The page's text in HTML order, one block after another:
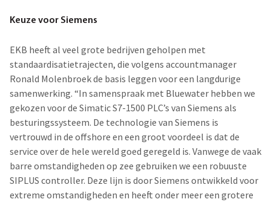
Keuze voor Siemens
EKB heeft al veel grote bedrijven geholpen met
standaardisatietrajecten, die volgens accountmanager
Ronald Molenbroek de basis leggen voor een langdurige
samenwerking. “In samenspraak met Bluewater hebben we
gekozen voor de Simatic S7-1500 PLC’s van Siemens als
besturingssysteem. De technologie van Siemens is
vertrouwd in de offshore en een groot voordeel is dat de
service over de hele wereld goed geregeld is. Vanwege de vaak
barre omstandigheden op zee gebruiken we een robuuste
SIPLUS controller. Deze lijn is door Siemens ontwikkeld voor
extreme omstandigheden en heeft onder meer een grotere